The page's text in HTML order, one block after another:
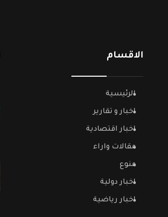
الاقسام
الرئيسية
اخبار و تقارير
اخبار اقتصادية
مقالات واراء
منوع
اخبار دولية
اخبار رياضية